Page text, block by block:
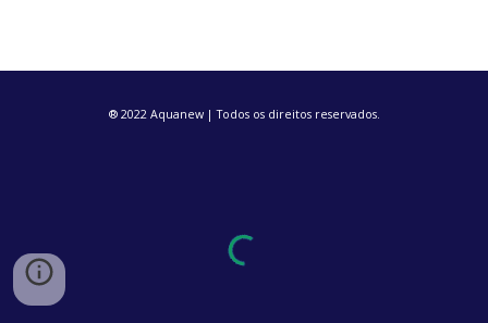
® 2022 Aquanew | Todos os direitos reservados.